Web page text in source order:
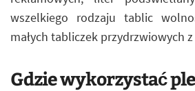
wszelkiego rodzaju tablic
małych tabliczek przydrzwiowych
Gdzie wykorzystać